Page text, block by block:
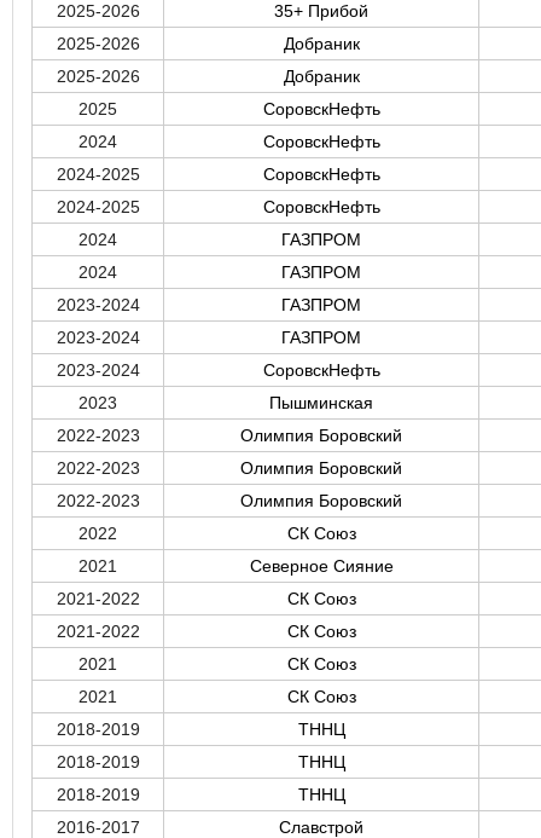
2025-2026
35+ Прибой
2025-2026
Добраник
2025-2026
Добраник
2025
СоровскНефть
2024
СоровскНефть
2024-2025
СоровскНефть
2024-2025
СоровскНефть
2024
ГАЗПРОМ
2024
ГАЗПРОМ
2023-2024
ГАЗПРОМ
2023-2024
ГАЗПРОМ
2023-2024
СоровскНефть
2023
Пышминская
2022-2023
Олимпия Боровский
2022-2023
Олимпия Боровский
2022-2023
Олимпия Боровский
2022
СК Союз
2021
Северное Сияние
2021-2022
СК Союз
2021-2022
СК Союз
2021
СК Союз
2021
СК Союз
2018-2019
ТННЦ
2018-2019
ТННЦ
2018-2019
ТННЦ
2016-2017
Славстрой